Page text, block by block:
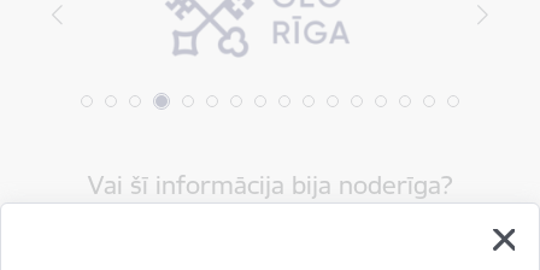
Vai šī informācija bija noderīga?